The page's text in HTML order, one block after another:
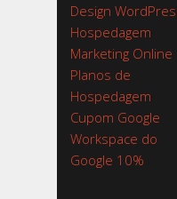
Design
Hospedagem
Marketing Online
Planos de
Hospedagem
Cupom Google
Workspace do
Google 10%